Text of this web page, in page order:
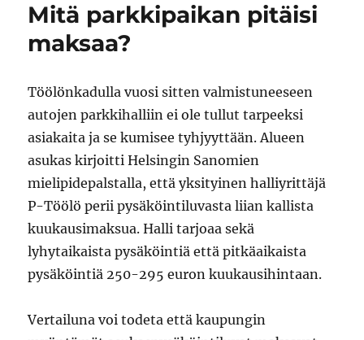
Mitä parkkipaikan pitäisi
maksaa?
Töölönkadulla vuosi sitten valmistuneeseen
autojen parkkihalliin ei ole tullut tarpeeksi
asiakaita ja se kumisee tyhjyyttään. Alueen
asukas kirjoitti Helsingin Sanomien
mielipidepalstalla, että yksityinen halliyrittäjä
P-Töölö perii pysäköintiluvasta liian kallista
kuukausimaksua. Halli tarjoaa sekä
lyhytaikaista pysäköintiä että pitkäaikaista
pysäköintiä 250-295 euron kuukausihintaan.
Vertailuna voi todeta että kaupungin